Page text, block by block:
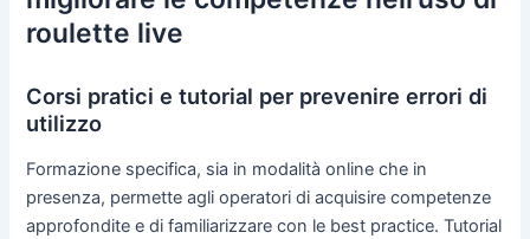
roulette live
Corsi pratici e tutorial per prevenire errori di
utilizzo
Formazione specifica, sia in modalità online che in
presenza, permette agli operatori di acquisire competenze
approfondite e di familiarizzare con le best practice. Tutorial